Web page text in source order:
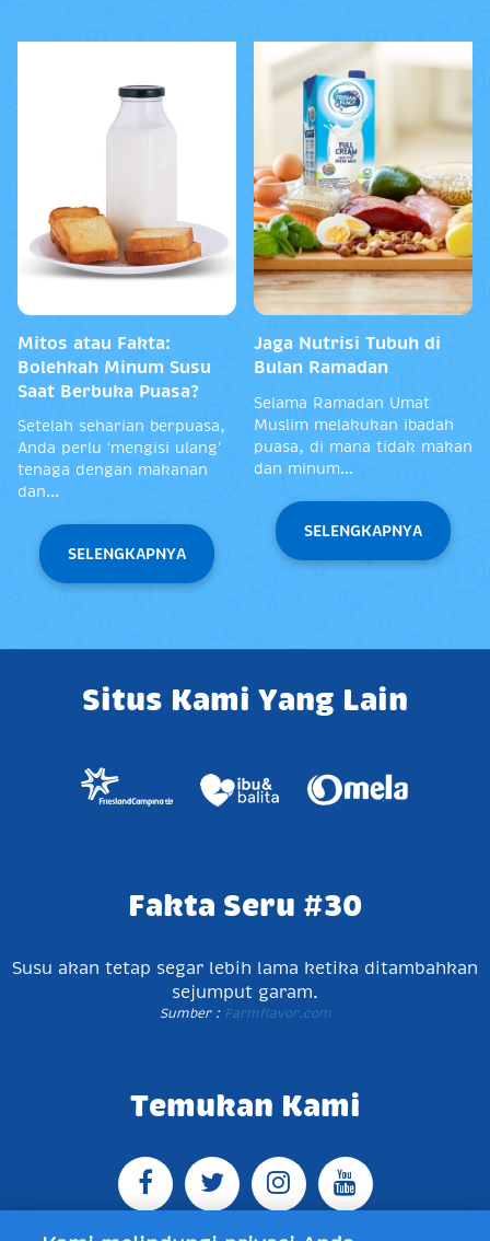
Mitos atau Fakta:
Bolehkah Minum Susu
Saat Berbuka Puasa?
Setelah seharian berpuasa,
Anda perlu ‘mengisi ulang’
tenaga dengan makanan
dan...
SELENGKAPNYA
Jaga Nutrisi Tubuh di
Bulan Ramadan
Selama Ramadan Umat
Muslim melakukan ibadah
puasa, di mana tidak makan
dan minum...
SELENGKAPNYA
Situs Kami Yang Lain
Fakta Seru #30
Susu akan tetap segar lebih lama ketika ditambahkan
sejumput garam.
Sumber :Farmflavor.com
Temukan Kami